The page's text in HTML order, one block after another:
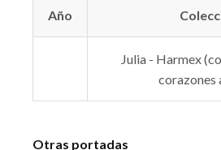
Año
Julia - Harmex
corazones
Otras portadas